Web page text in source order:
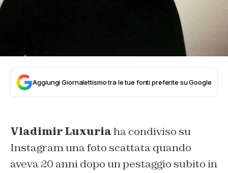
Aggiungi Giornalettismo tra le tue fonti preferite su Google
Vladimir Luxuriaha condiviso su
Instagram una foto scattata quando
aveva 20 anni dopo un pestaggio subito in